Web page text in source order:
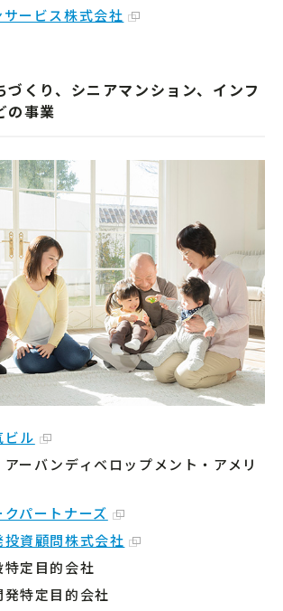
ービス株式会社
づくり、シニアマンション、インフ
の事業
ビル
ーバンディベロップメント・アメリ
パートナーズ
資顧問株式会社
定目的会社
特定目的会社